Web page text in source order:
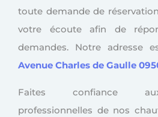
toute demande de
votre écoute afin de
demandes. Notre adresse
Avenue Charles de Gaulle
Faites confiance
professionnelles de nos